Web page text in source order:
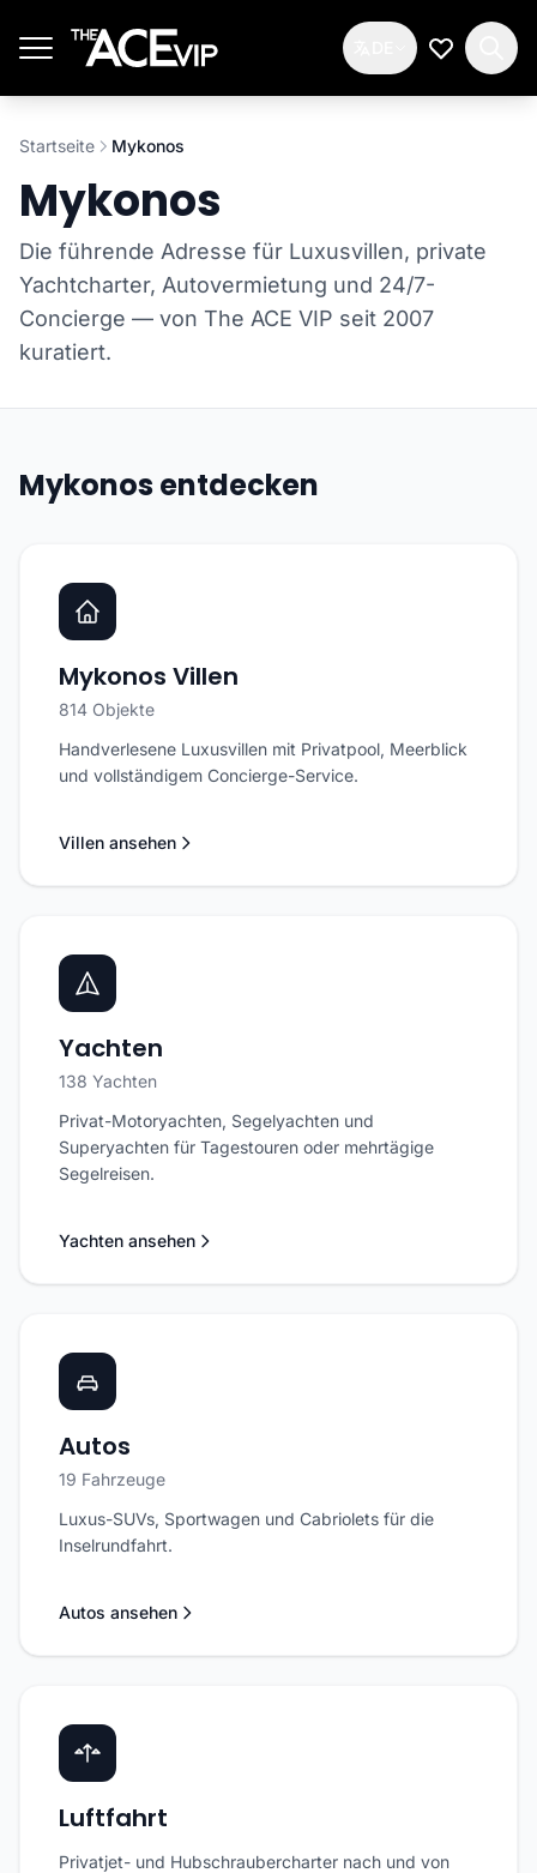
Meine
Startseite Mykonos
Mykonos
Die führende Adresse für Luxusvillen, private
Yachtcharter, Autovermietung und 24/7-
Concierge — von The ACE VIP seit 2007
kuratiert.
Mykonos entdecken
Mykonos Villen
814 Objekte
Handverlesene Luxusvillen mit Privatpool, Meerblick
und vollständigem Concierge-Service.
Villen ansehen
Yachten
138 Yachten
Privat-Motoryachten, Segelyachten und
Superyachten für Tagestouren oder mehrtägige
Segelreisen.
Yachten ansehen
Autos
19 Fahrzeuge
Luxus-SUVs, Sportwagen und Cabriolets für die
Inselrundfahrt.
Autos ansehen
Luftfahrt
Privatjet- und Hubschraubercharter nach und von